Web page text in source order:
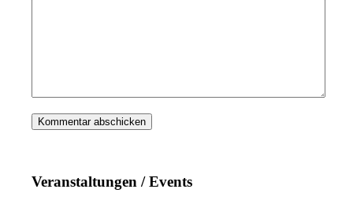
Veranstaltungen / Events